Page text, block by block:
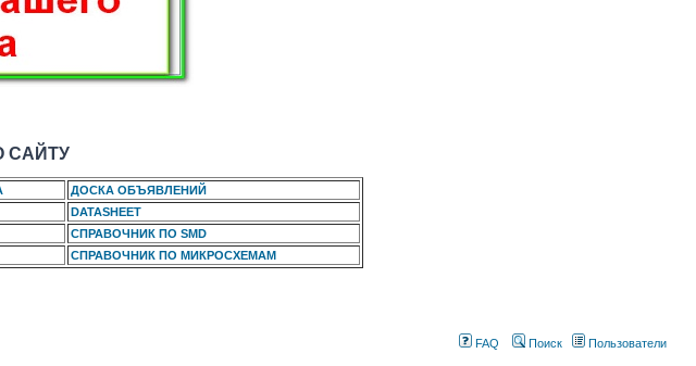
САЙТУ
ДОСКА ОБЪЯВЛЕНИЙ
DATASHEET
СПРАВОЧНИК ПО SMD
СПРАВОЧНИК ПО МИКРОСХЕМАМ
FAQ Поиск Пользователи